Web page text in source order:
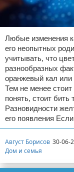
Любые изменения
его неопытных
учитывать, что
разнообразных
оранжевый кал или
Тем не менее
понять, стоит
Разновидности
его появления Если
Август Борисов 30-06-
Дом и семья